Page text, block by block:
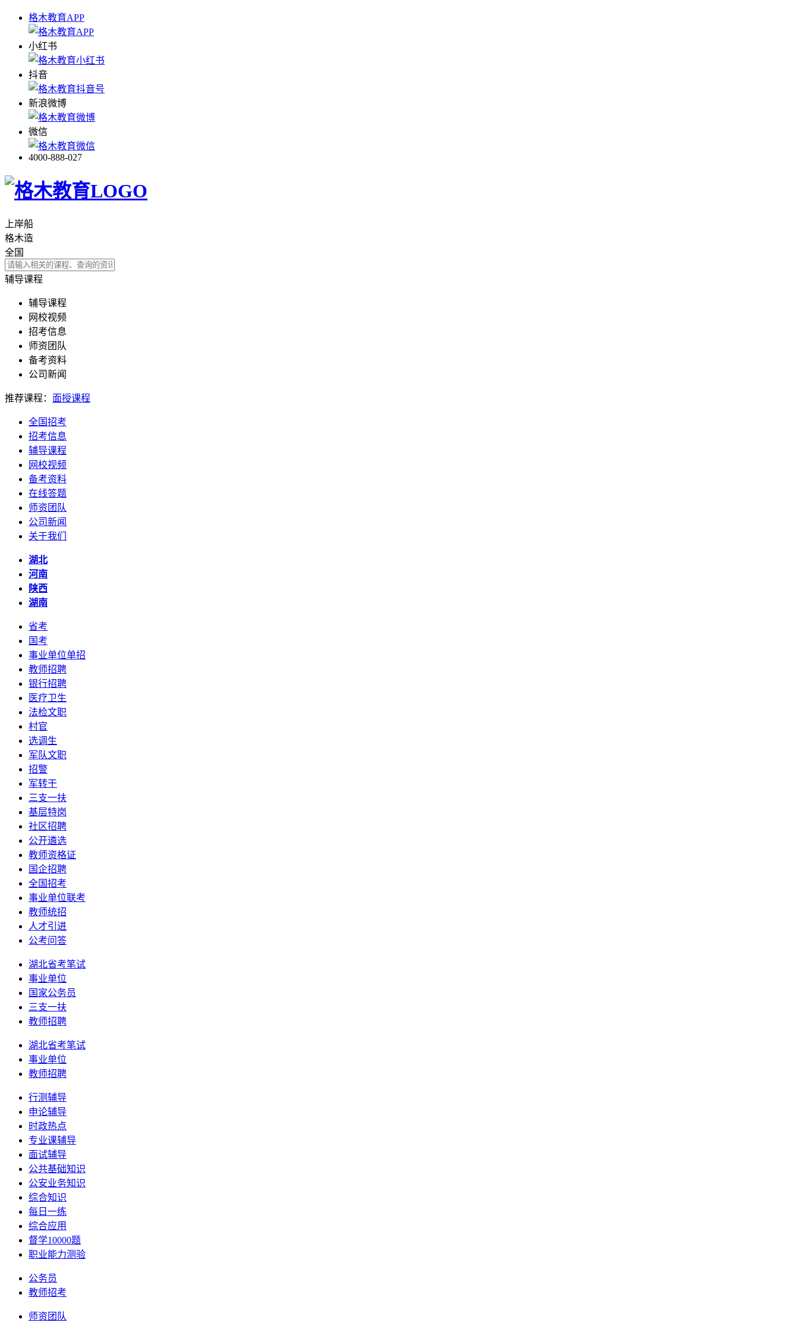
格木教育APP
小红书
抖音
新浪微博
微信
4000-888-027
上岸船
格木造
全国
辅导课程
辅导课程
网校视频
招考信息
师资团队
备考资料
公司新闻
推荐课程： 面授课程
全国招考
招考信息
辅导课程
网校视频
备考资料
在线答题
师资团队
公司新闻
关于我们
湖北
河南
陕西
湖南
省考
国考
事业单位单招
教师招聘
银行招聘
医疗卫生
法检文职
村官
选调生
军队文职
招警
军转干
三支一扶
基层特岗
社区招聘
公开遴选
教师资格证
国企招聘
全国招考
事业单位联考
教师统招
人才引进
公考问答
湖北省考笔试
事业单位
国家公务员
三支一扶
教师招聘
湖北省考笔试
事业单位
教师招聘
行测辅导
申论辅导
时政热点
专业课辅导
面试辅导
公共基础知识
公安业务知识
综合知识
每日一练
综合应用
督学10000题
职业能力测验
公务员
教师招考
师资团队